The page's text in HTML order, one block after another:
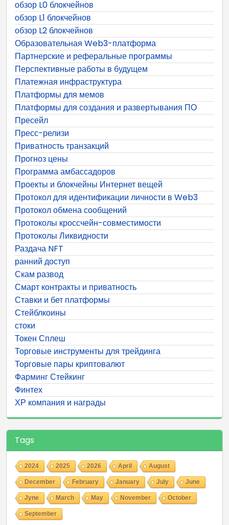
обзор L0 блокчейнов
обзор L1 блокчейнов
обзор L2 блокчейнов
Образовательная Web3-платформа
Партнерские и реферальные программы
Перспективные работы в будущем
Платежная инфраструктура
Платформы для мемов
Платформы для создания и развертывания ПО
Пресейл
Пресс-релизи
Приватность транзакций
Прогноз цены
Программа амбассадоров
Проекты и блокчейны Интернет вещей
Протокол для идентификации личности в Web3
Протокол обмена сообщений
Протоколы кроссчейн-совместимости
Протоколы Ликвидности
Раздача NFT
ранний доступ
Скам развод
Смарт контракты и приватность
Ставки и бет платформы
Стейблкоины
стоки
Токен Сплеш
Торговые инструменты для трейдинга
Торговые пары криптовалют
Фарминг Стейкинг
Финтех
ХР компания и награды
Tags
2024 2025 2026 April August
December February January July June
Jyne March May November October
September